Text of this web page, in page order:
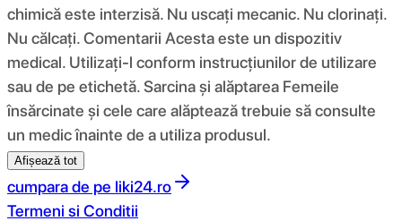
chimică este interzisă. Nu uscați mecanic. Nu clorinați.
Nu călcați. Comentarii Acesta este un dispozitiv
medical. Utilizați-l conform instrucțiunilor de utilizare
sau de pe etichetă. Sarcina și alăptarea Femeile
însărcinate și cele care alăptează trebuie să consulte
un medic înainte de a utiliza produsul.
Afișează tot
cumpara de pe liki24.ro
Termeni si Conditii